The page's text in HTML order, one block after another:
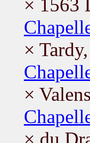
× 1563
×
×
× du